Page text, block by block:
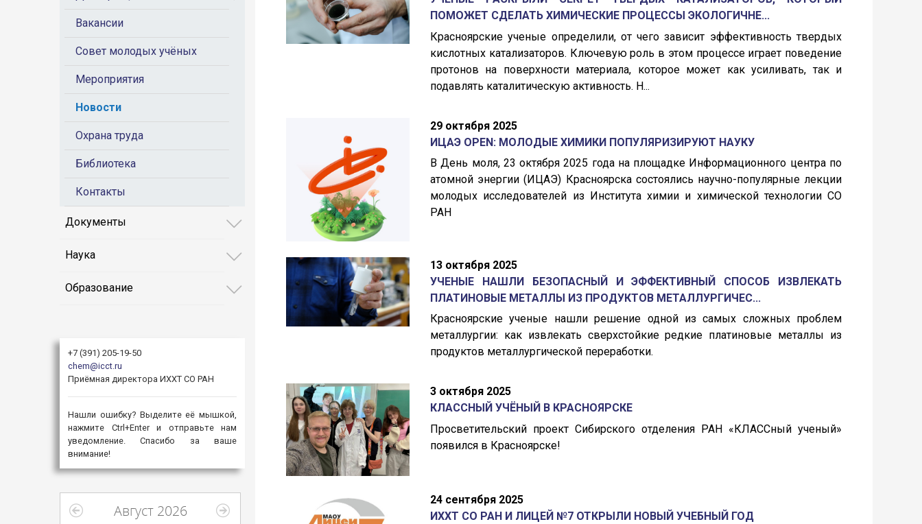
Вакансии
Совет молодых учёных
Мероприятия
Новости
Охрана труда
Библиотека
Контакты
Документы
Наука
Образование
+7 (391) 205-19-50
chem@icct.ru
Приёмная директора ИХХТ СО РАН
Нашли ошибку? Выделите её мышкой,
нажмите Ctrl+Enter и отправьте нам
уведомление. Спасибо за ваше
внимание!
Август 2026
ПОМОЖЕТ СДЕЛАТЬ ХИМИЧЕСКИЕ ПРОЦЕССЫ ЭКОЛОГИЧНЕ...
Красноярские ученые определили, от чего зависит эффективность твердых
кислотных катализаторов. Ключевую роль в этом процессе играет поведение
протонов на поверхности материала, которое может как усиливать, так и
подавлять каталитическую активность. Н...
29 октября 2025
ИЦАЭ OPEN: МОЛОДЫЕ ХИМИКИ ПОПУЛЯРИЗИРУЮТ НАУКУ
В День моля, 23 октября 2025 года на площадке Информационного центра по
атомной энергии (ИЦАЭ) Красноярска состоялись научно-популярные лекции
молодых исследователей из Института химии и химической технологии СО
РАН
13 октября 2025
УЧЕНЫЕ НАШЛИ БЕЗОПАСНЫЙ И ЭФФЕКТИВНЫЙ СПОСОБ ИЗВЛЕКАТЬ
ПЛАТИНОВЫЕ МЕТАЛЛЫ ИЗ ПРОДУКТОВ МЕТАЛЛУРГИЧЕС...
Красноярские ученые нашли решение одной из самых сложных проблем
металлургии: как извлекать сверхстойкие редкие платиновые металлы из
продуктов металлургической переработки.
3 октября 2025
КЛАССНЫЙ УЧЁНЫЙ В КРАСНОЯРСКЕ
Просветительский проект Сибирского отделения РАН «КЛАССный ученый»
появился в Красноярске!
24 сентября 2025
ИХХТ СО РАН И ЛИЦЕЙ №7 ОТКРЫЛИ НОВЫЙ УЧЕБНЫЙ ГОД